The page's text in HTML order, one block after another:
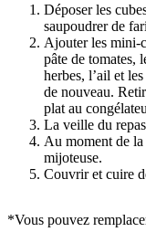
Déposer les
saupoudrer de
Ajouter les mini-
pâte de tomates,
herbes, l’ail et
de nouveau.
plat au
La veille du
Au moment de
mijoteuse.
Couvrir et cuire
*Vous pouvez